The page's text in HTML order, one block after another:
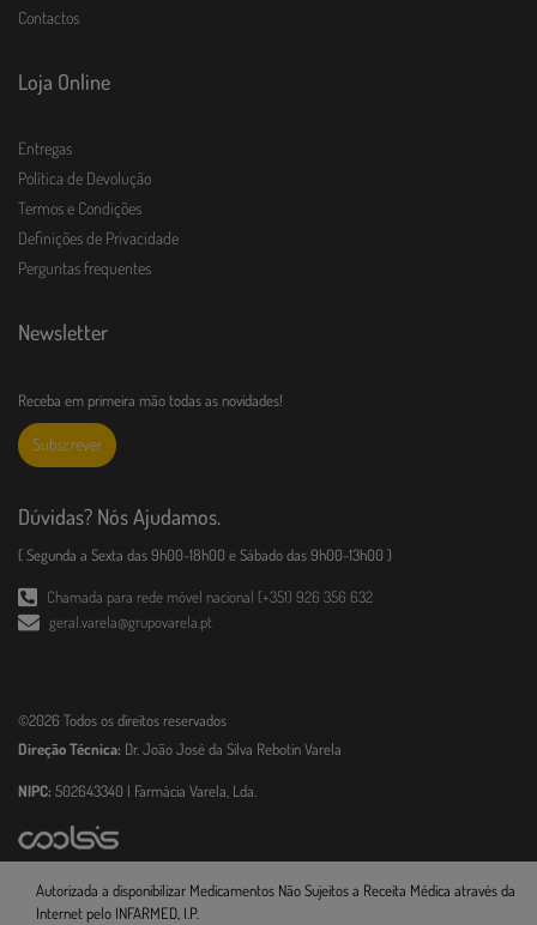
Contactos
Loja Online
Entregas
Política de Devolução
Termos e Condições
Definições de Privacidade
Perguntas frequentes
Newsletter
Receba em primeira mão todas as novidades!
Subscrever
Dúvidas? Nós Ajudamos.
( Segunda a Sexta das 9h00-18h00 e Sábado das 9h00-13h00 )
Chamada para rede móvel nacional (+351) 926 356 632
geral.varela@grupovarela.pt
©2026 Todos os direitos reservados
Direção Técnica: Dr. João José da Silva Rebotin Varela
NIPC: 502643340 | Farmácia Varela, Lda.
Autorizada a disponibilizar Medicamentos Não Sujeitos a Receita Médica através da
Internet pelo INFARMED, I.P.